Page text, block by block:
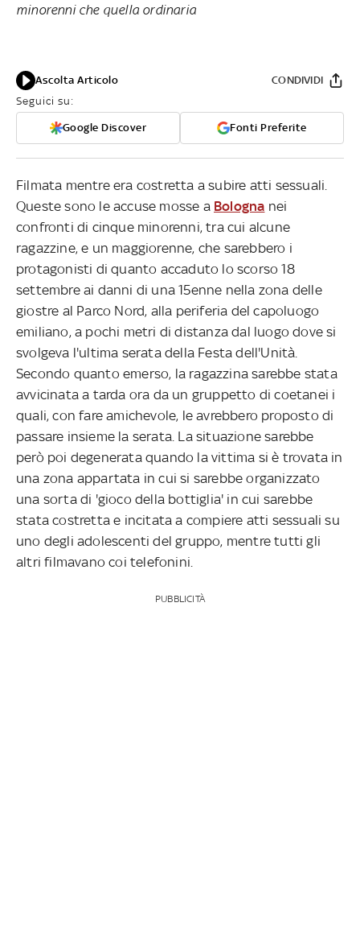
minorenni che quella ordinaria
Ascolta Articolo
Seguici su:
Google Discover Fonti Preferite
CONDIVIDI
Filmata mentre era costretta a subire atti sessuali.
Queste sono le accuse mosse a Bologna nei
confronti di cinque minorenni, tra cui alcune
ragazzine, e un maggiorenne, che sarebbero i
protagonisti di quanto accaduto lo scorso 18
settembre ai danni di una 15enne nella zona delle
giostre al Parco Nord, alla periferia del capoluogo
emiliano, a pochi metri di distanza dal luogo dove si
svolgeva l'ultima serata della Festa dell'Unità.
Secondo quanto emerso, la ragazzina sarebbe stata
avvicinata a tarda ora da un gruppetto di coetanei i
quali, con fare amichevole, le avrebbero proposto di
passare insieme la serata. La situazione sarebbe
però poi degenerata quando la vittima si è trovata in
una zona appartata in cui si sarebbe organizzato
una sorta di 'gioco della bottiglia' in cui sarebbe
stata costretta e incitata a compiere atti sessuali su
uno degli adolescenti del gruppo, mentre tutti gli
altri filmavano coi telefonini.
PUBBLICITÀ